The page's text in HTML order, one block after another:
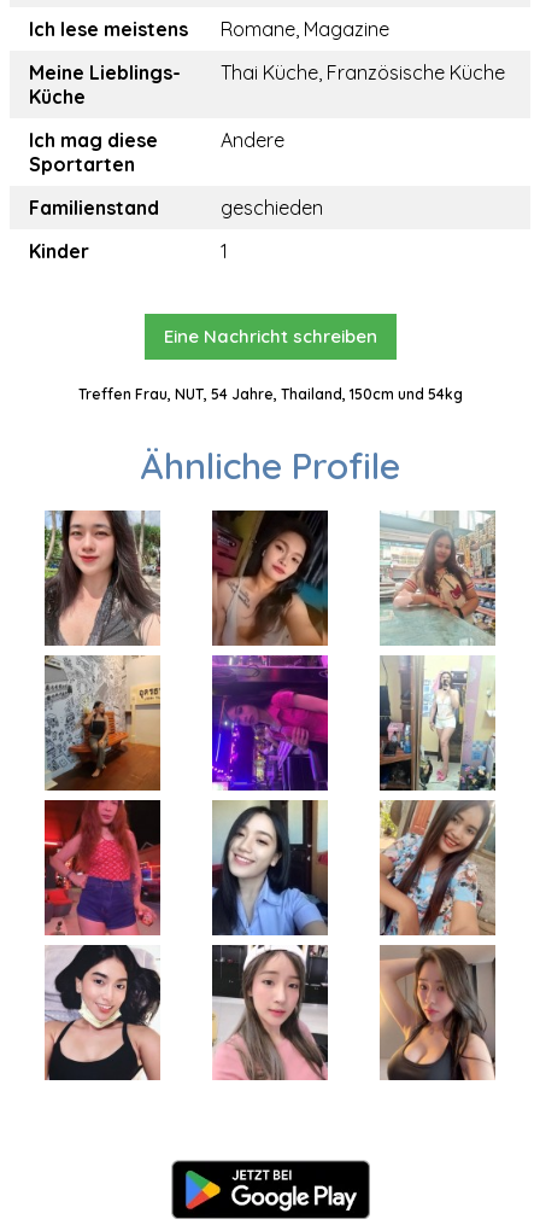
Ich lese meistens
Romane, Magazine
Meine Lieblings-
Küche
Thai Küche, Französische Küche
Ich mag diese
Sportarten
Andere
Familienstand
geschieden
Kinder
1
Eine Nachricht schreiben
Treffen Frau, NUT, 54 Jahre, Thailand, 150cm und 54kg
Ähnliche Profile